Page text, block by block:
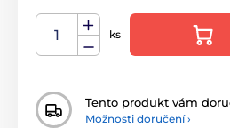
ks
Tento produkt vám
Možnosti doručení ›